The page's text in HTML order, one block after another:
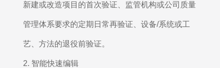
新建或改造项目的首次验证、监管机构或公司质量
管理体系要求的定期日常再验证、设备/系统或工
艺、方法的退役前验证。
2. 智能快速编辑